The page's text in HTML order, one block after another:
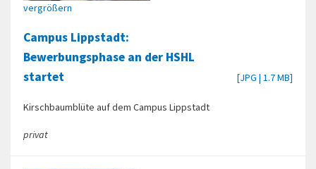
vergrößern
Campus Lippstadt:
Bewerbungsphase an der HSHL
startet
[JPG | 1.7 MB]
Kirschbaumblüte auf dem Campus Lippstadt
privat